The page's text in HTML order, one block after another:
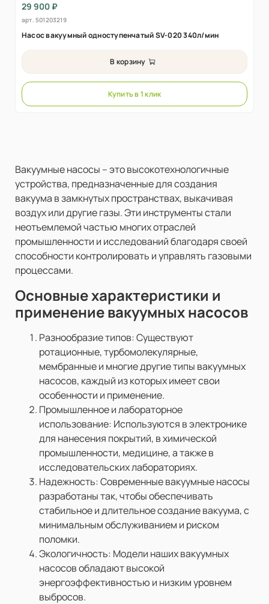
29 900 ₽
арт. 501203219
Насос вакуумный одноступенчатый SV-020 340л/мин
В корзину
Купить в 1 клик
Вакуумные насосы – это высокотехнологичные
устройства, предназначенные для создания
вакуума в замкнутых пространствах, выкачивая
воздух или другие газы. Эти инструменты стали
неотъемлемой частью многих отраслей
промышленности и исследований благодаря своей
способности контролировать и управлять газовыми
процессами.
Основные характеристики и
применение вакуумных насосов
Разнообразие типов: Существуют
ротационные, турбомолекулярные,
мембранные и многие другие типы вакуумных
насосов, каждый из которых имеет свои
особенности и применение.
Промышленное и лабораторное
использование: Используются в электронике
для нанесения покрытий, в химической
промышленности, медицине, а также в
исследовательских лабораториях.
Надежность: Современные вакуумные насосы
разработаны так, чтобы обеспечивать
стабильное и длительное создание вакуума, с
минимальным обслуживанием и риском
поломки.
Экологичность: Модели наших вакуумных
насосов обладают высокой
энергоэффективностью и низким уровнем
выбросов.